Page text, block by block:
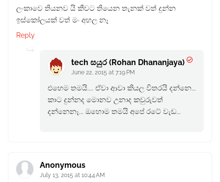
ලංකාවෙ තියනව යි කීවට තියෙන තැනක් වත් දුන්න
ඉස්කෝලයක් වත් මං අහල නෑ
Reply
tech සයුර (Rohan Dhananjaya)
June 22, 2015 at 7:19 PM
එහෙම තමයි.... ඒවා ආවා කියල විතරයි දන්නෙ...
කාට දුන්නද මොනව උනාද කවුරුවත්
දන්නෙනෑ... ඔහොම තමයි අපේ රටේ වැඩ...
Anonymous
July 13, 2015 at 10:44 AM